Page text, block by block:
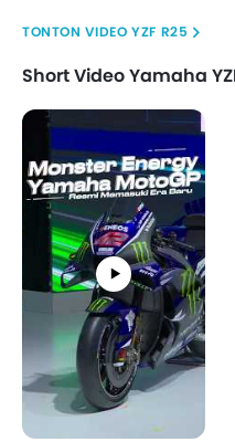
VIDEO YZF R25
Short Video Yamaha